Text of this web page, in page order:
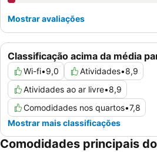
Classificação acima da média
Wi-fi•9,0 Atividades•8,9
Atividades ao ar livre•8,9
Comodidades nos quartos•7,8
Mostrar mais classificações
Mostrar avaliações
Comodidades principais